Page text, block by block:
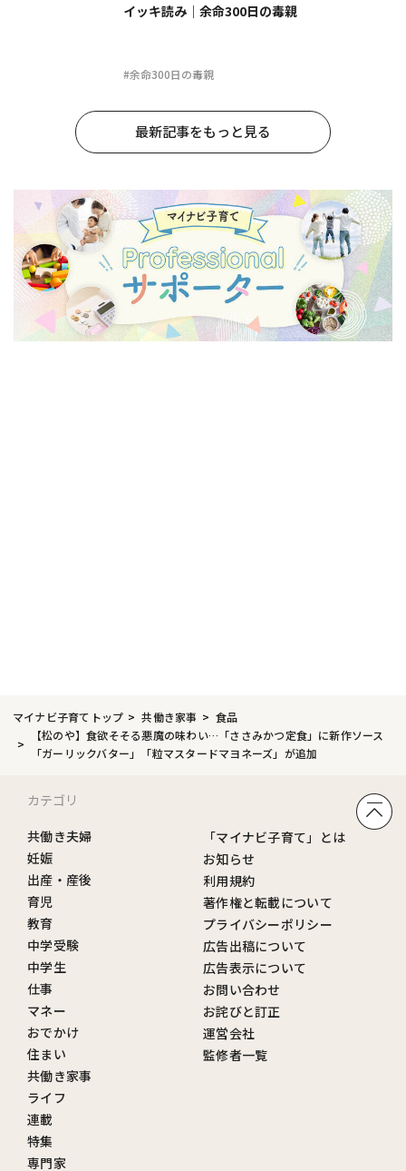
#余命300日の毒親
イッキ読み｜余命300日の毒親
最新記事をもっと見る
マイナビ子育てトップ 共働き家事
食品
【松のや】食欲そそる悪魔の味わい…「ささみかつ定食」に新作ソース
「ガーリックバター」「粒マスタードマヨネーズ」が追加
カテゴリ
共働き夫婦
妊娠
出産・産後
育児
教育
中学受験
中学生
仕事
マネー
おでかけ
住まい
共働き家事
ライフ
連載
特集
専門家
「マイナビ子育て」とは
お知らせ
利用規約
著作権と転載について
プライバシーポリシー
広告出稿について
広告表示について
お問い合わせ
お詫びと訂正
運営会社
監修者一覧